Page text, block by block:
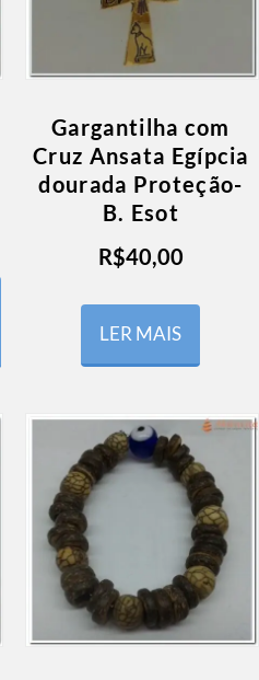
Gargantilha com
Cruz Ansata Egípcia
dourada Proteção-
B. Esot
R$40,00
LER MAIS